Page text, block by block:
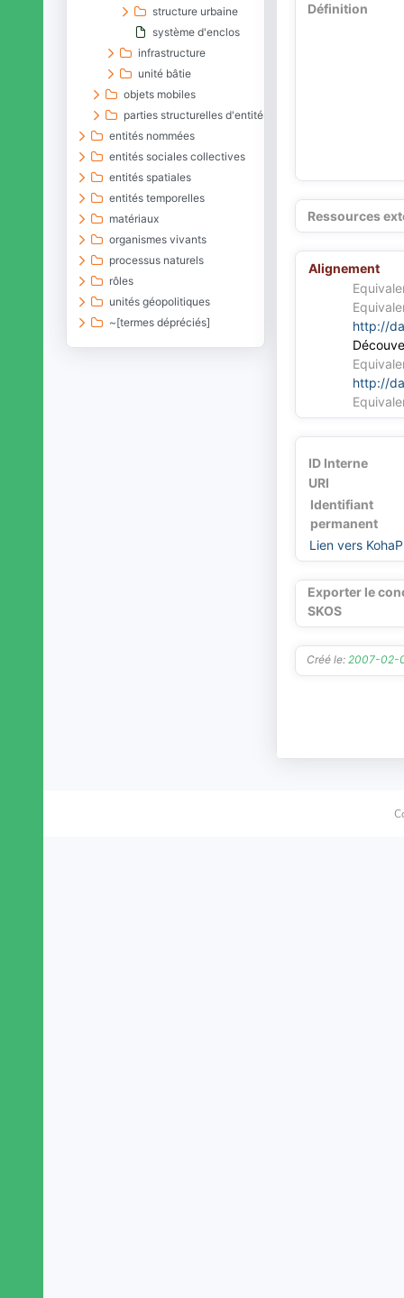
structure urbaine
système d'enclos
infrastructure
unité bâtie
objets mobiles
parties structurelles d'entités matérielles
entités nommées
entités sociales collectives
entités spatiales
entités temporelles
matériaux
organismes vivants
processus naturels
rôles
unités géopolitiques
~[termes dépréciés]
Définition
Ressources
Alignement
http://
http://
ID Interne
URI
Identifiant
permanent
Lien vers
Exporter le
SKOS
Créé le: 2007-02-